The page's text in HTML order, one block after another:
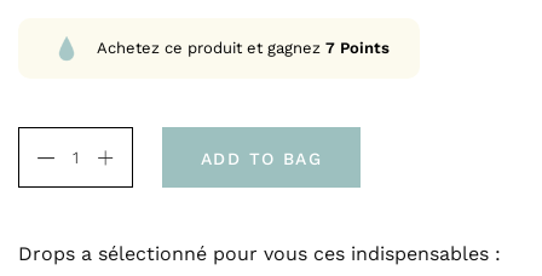
Achetez ce produit et gagnez 7 Points
ADD TO BAG
Drops a sélectionné pour vous ces indispensables :